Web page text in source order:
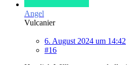
Angel
Vulcanier
6. August 2024 um 14:42
#16